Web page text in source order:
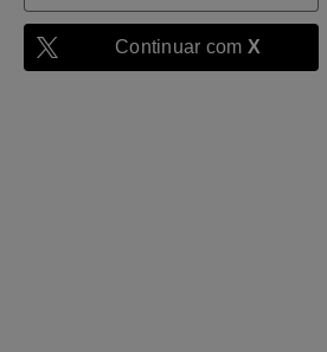
Continuar com X